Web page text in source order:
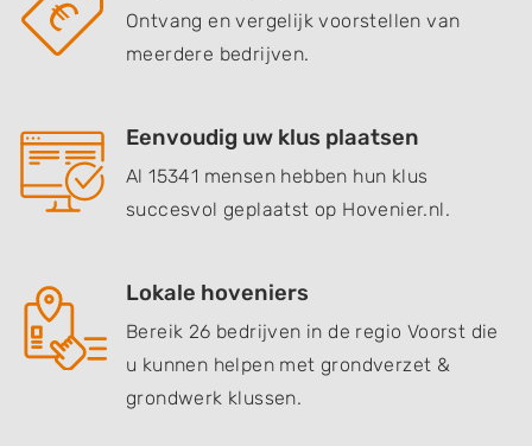
Ontvang en vergelijk voorstellen van
meerdere bedrijven.
Eenvoudig uw klus plaatsen
Al 15341 mensen hebben hun klus
succesvol geplaatst op Hovenier.nl.
Lokale hoveniers
Bereik 26 bedrijven in de regio Voorst die
u kunnen helpen met grondverzet &
grondwerk klussen.